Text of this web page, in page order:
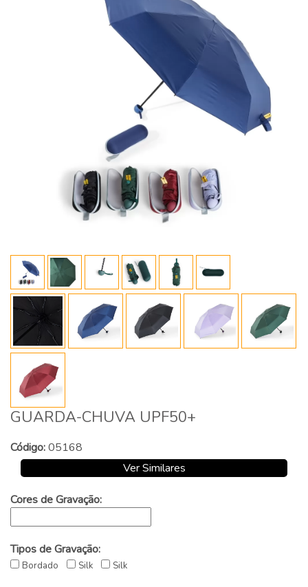
GUARDA-CHUVA UPF50+
Código:05168
Ver Similares
Cores de Gravação:
Tipos de Gravação:
Bordado Silk Silk